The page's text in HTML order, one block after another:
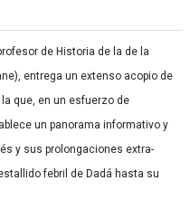
de Historia de la de la
entrega un extenso acopio de
que, en un esfuerzo de
un panorama informativo y
y sus prolongaciones extra-
febril de Dadá hasta su